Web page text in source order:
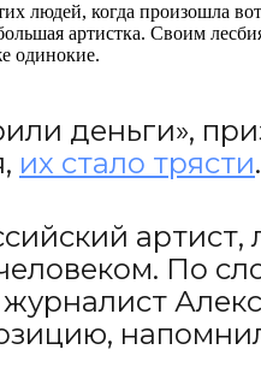
людей, когда произошла
артистка. Своим
одинокие.
деньги»,
их стало трясти.
артист,
По